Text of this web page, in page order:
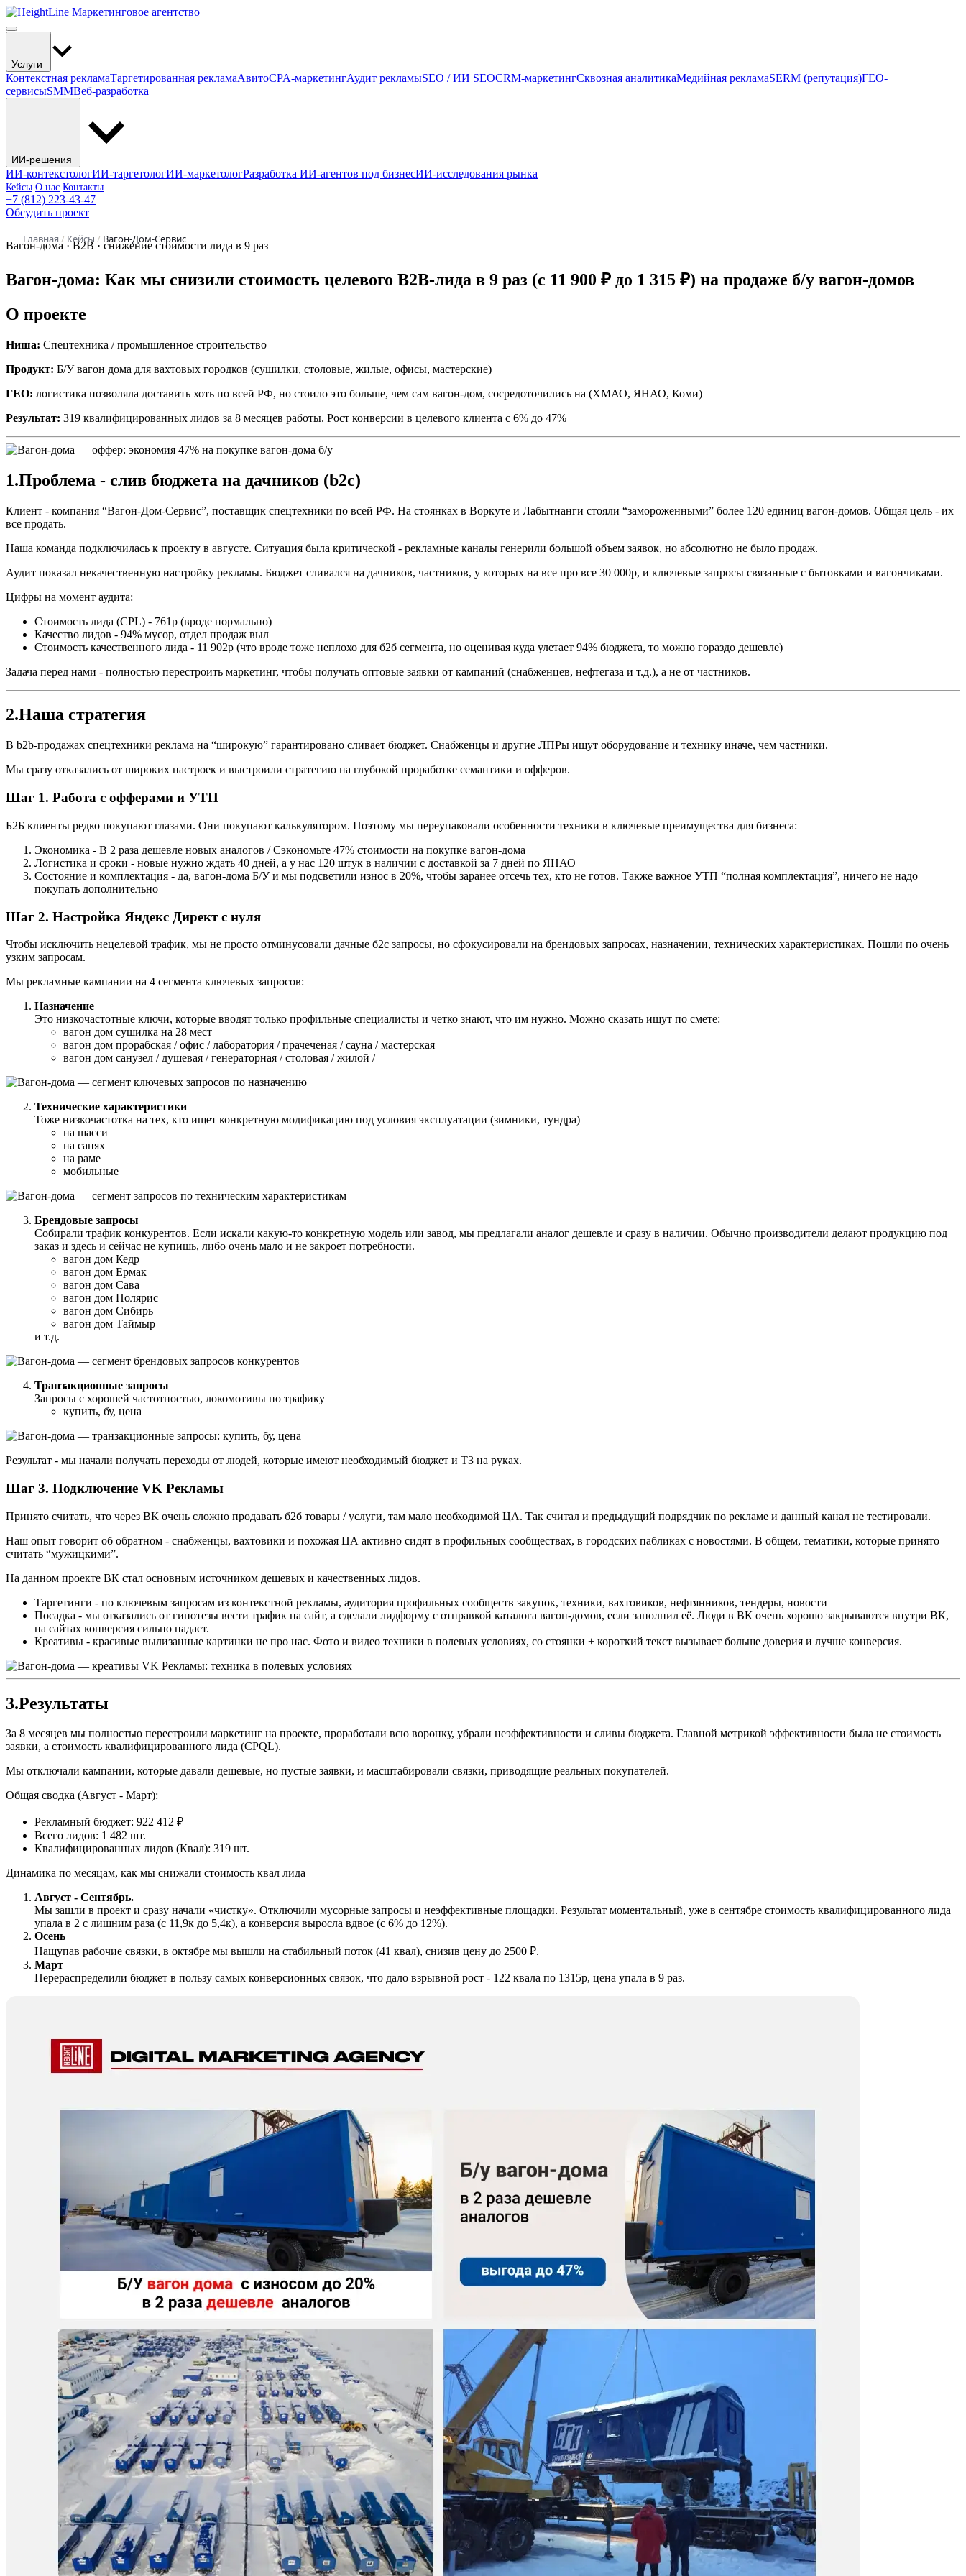
Маркетинговое агентство
Услуги
Контекстная рекламаТаргетированная рекламаАвитоCPA-маркетингАудит рекламыSEO / ИИ SEOCRM-маркетингСквозная аналитикаМедийная рекламаSERM (репутация)ГЕО-
сервисыSMMВеб-разработка
ИИ-решения
ИИ-контекстологИИ-таргетологИИ-маркетологРазработка ИИ-агентов под бизнесИИ-исследования рынка
Кейсы О нас Контакты
+7 (812) 223-43-47
Обсудить проект
Главная / Кейсы / Вагон-Дом-Сервис
Вагон-дома · B2B · снижение стоимости лида в 9 раз
Вагон-дома: Как мы снизили стоимость целевого B2B-лида в 9 раз (с 11 900 ₽ до 1 315 ₽) на продаже б/у вагон-домов
О проекте
Ниша: Спецтехника / промышленное строительство
Продукт: Б/У вагон дома для вахтовых городков (сушилки, столовые, жилые, офисы, мастерские)
ГЕО: логистика позволяла доставить хоть по всей РФ, но стоило это больше, чем сам вагон-дом, сосредоточились на (ХМАО, ЯНАО, Коми)
Результат: 319 квалифицированных лидов за 8 месяцев работы. Рост конверсии в целевого клиента с 6% до 47%
1.Проблема - слив бюджета на дачников (b2c)
Клиент - компания “Вагон-Дом-Сервис”, поставщик спецтехники по всей РФ. На стоянках в Воркуте и Лабытнанги стояли “замороженными” более 120 единиц вагон-домов. Общая цель - их
все продать.
Наша команда подключилась к проекту в августе. Ситуация была критической - рекламные каналы генерили большой объем заявок, но абсолютно не было продаж.
Аудит показал некачественную настройку рекламы. Бюджет сливался на дачников, частников, у которых на все про все 30 000р, и ключевые запросы связанные с бытовками и вагончиками.
Цифры на момент аудита:
Стоимость лида (CPL) - 761р (вроде нормально)
Качество лидов - 94% мусор, отдел продаж выл
Стоимость качественного лида - 11 902р (что вроде тоже неплохо для б2б сегмента, но оценивая куда улетает 94% бюджета, то можно гораздо дешевле)
Задача перед нами - полностью перестроить маркетинг, чтобы получать оптовые заявки от кампаний (снабженцев, нефтегаза и т.д.), а не от частников.
2.Наша стратегия
В b2b-продажах спецтехники реклама на “широкую” гарантировано сливает бюджет. Снабженцы и другие ЛПРы ищут оборудование и технику иначе, чем частники.
Мы сразу отказались от широких настроек и выстроили стратегию на глубокой проработке семантики и офферов.
Шаг 1. Работа с офферами и УТП
Б2Б клиенты редко покупают глазами. Они покупают калькулятором. Поэтому мы переупаковали особенности техники в ключевые преимущества для бизнеса:
Экономика - В 2 раза дешевле новых аналогов / Сэкономьте 47% стоимости на покупке вагон-дома
Логистика и сроки - новые нужно ждать 40 дней, а у нас 120 штук в наличии с доставкой за 7 дней по ЯНАО
Состояние и комплектация - да, вагон-дома Б/У и мы подсветили износ в 20%, чтобы заранее отсечь тех, кто не готов. Также важное УТП “полная комплектация”, ничего не надо
покупать дополнительно
Шаг 2. Настройка Яндекс Директ с нуля
Чтобы исключить нецелевой трафик, мы не просто отминусовали дачные б2с запросы, но сфокусировали на брендовых запросах, назначении, технических характеристиках. Пошли по очень
узким запросам.
Мы рекламные кампании на 4 сегмента ключевых запросов:
Назначение
Это низкочастотные ключи, которые вводят только профильные специалисты и четко знают, что им нужно. Можно сказать ищут по смете:
вагон дом сушилка на 28 мест
вагон дом прорабская / офис / лаборатория / прачеченая / сауна / мастерская
вагон дом санузел / душевая / генераторная / столовая / жилой /
Технические характеристики
Тоже низкочастотка на тех, кто ищет конкретную модификацию под условия эксплуатации (зимники, тундра)
на шасси
на санях
на раме
мобильные
Брендовые запросы
Собирали трафик конкурентов. Если искали какую-то конкретную модель или завод, мы предлагали аналог дешевле и сразу в наличии. Обычно производители делают продукцию под
заказ и здесь и сейчас не купишь, либо очень мало и не закроет потребности.
вагон дом Кедр
вагон дом Ермак
вагон дом Сава
вагон дом Полярис
вагон дом Сибирь
вагон дом Таймыр
и т.д.
Транзакционные запросы
Запросы с хорошей частотностью, локомотивы по трафику
купить, бу, цена
Результат - мы начали получать переходы от людей, которые имеют необходимый бюджет и ТЗ на руках.
Шаг 3. Подключение VK Рекламы
Принято считать, что через ВК очень сложно продавать б2б товары / услуги, там мало необходимой ЦА. Так считал и предыдущий подрядчик по рекламе и данный канал не тестировали.
Наш опыт говорит об обратном - снабженцы, вахтовики и похожая ЦА активно сидят в профильных сообществах, в городских пабликах с новостями. В общем, тематики, которые принято
считать “мужицкими”.
На данном проекте ВК стал основным источником дешевых и качественных лидов.
Таргетинги - по ключевым запросам из контекстной рекламы, аудитория профильных сообществ закупок, техники, вахтовиков, нефтянников, тендеры, новости
Посадка - мы отказались от гипотезы вести трафик на сайт, а сделали лидформу с отправкой каталога вагон-домов, если заполнил её. Люди в ВК очень хорошо закрываются внутри ВК,
на сайтах конверсия сильно падает.
Креативы - красивые вылизанные картинки не про нас. Фото и видео техники в полевых условиях, со стоянки + короткий текст вызывает больше доверия и лучше конверсия.
3.Результаты
За 8 месяцев мы полностью перестроили маркетинг на проекте, проработали всю воронку, убрали неэффективности и сливы бюджета. Главной метрикой эффективности была не стоимость
заявки, а стоимость квалифицированного лида (CPQL).
Мы отключали кампании, которые давали дешевые, но пустые заявки, и масштабировали связки, приводящие реальных покупателей.
Общая сводка (Август - Март):
Рекламный бюджет: 922 412 ₽
Всего лидов: 1 482 шт.
Квалифицированных лидов (Квал): 319 шт.
Динамика по месяцам, как мы снижали стоимость квал лида
Август - Сентябрь.
Мы зашли в проект и сразу начали «чистку». Отключили мусорные запросы и неэффективные площадки. Результат моментальный, уже в сентябре стоимость квалифицированного лида
упала в 2 с лишним раза (с 11,9к до 5,4к), а конверсия выросла вдвое (с 6% до 12%).
Осень
Нащупав рабочие связки, в октябре мы вышли на стабильный поток (41 квал), снизив цену до 2500 ₽.
Март
Перераспределили бюджет в пользу самых конверсионных связок, что дало взрывной рост - 122 квала по 1315р, цена упала в 9 раз.